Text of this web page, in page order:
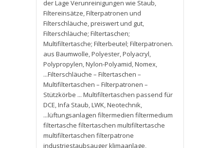
der Lage Verunreinigungen wie Staub,
Filtereinsätze,Filterpatronen und
Filterschläuche,preiswert und gut,
Filterschläuche; Filtertaschen;
Multifiltertasche; Filterbeutel; Filterpatronen.
aus Baumwolle,Polyester,Polyacryl,
Polypropylen,Nylon-Polyamid,Nomex,
...Filterschläuche – Filtertaschen –
Multifiltertaschen – Filterpatronen –
Stützkörbe ... Multifiltertaschen passend für
DCE,Infa Staub,LWK,Neotechnik,
...lüftungsanlagen filtermedien filtermedium
filtertasche filtertaschen multifiltertasche
multifiltertaschen filterpatrone
industriestaubsauger klimaanlage,